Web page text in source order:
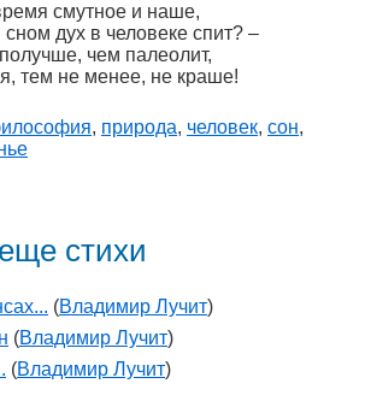
смутное и наше,
сном дух в человеке спит? –
чем палеолит,
тем не менее, не краше!
, природа, человек, сон,
стихи
(Владимир Лучит)
(Владимир Лучит)
(Владимир Лучит)